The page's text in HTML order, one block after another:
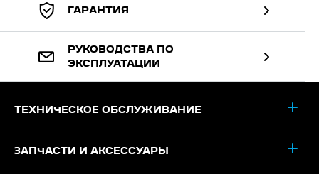
ГАРАНТИЯ
РУКОВОДСТВА ПО
ЭКСПЛУАТАЦИИ
ТЕХНИЧЕСКОЕ ОБСЛУЖИВАНИЕ
ЗАПЧАСТИ И АКСЕССУАРЫ